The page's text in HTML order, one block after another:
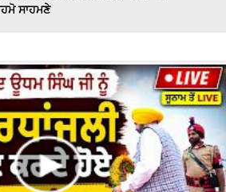
ਸਾਹਮਣੇ